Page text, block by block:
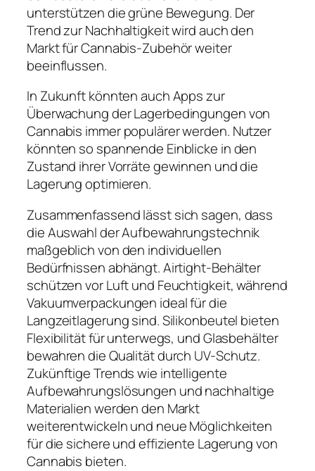
unterstützen die grüne Bewegung. Der
Trend zur Nachhaltigkeit wird auch den
Markt für Cannabis-Zubehör weiter
beeinflussen.
In Zukunft könnten auch Apps zur
Überwachung der Lagerbedingungen von
Cannabis immer populärer werden. Nutzer
könnten so spannende Einblicke in den
Zustand ihrer Vorräte gewinnen und die
Lagerung optimieren.
Zusammenfassend lässt sich sagen, dass
die Auswahl der Aufbewahrungstechnik
maßgeblich von den individuellen
Bedürfnissen abhängt. Airtight-Behälter
schützen vor Luft und Feuchtigkeit, während
Vakuumverpackungen ideal für die
Langzeitlagerung sind. Silikonbeutel bieten
Flexibilität für unterwegs, und Glasbehälter
bewahren die Qualität durch UV-Schutz.
Zukünftige Trends wie intelligente
Aufbewahrungslösungen und nachhaltige
Materialien werden den Markt
weiterentwickeln und neue Möglichkeiten
für die sichere und effiziente Lagerung von
Cannabis bieten.